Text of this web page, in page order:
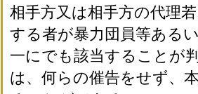
相手方又は相手方の代理
する者が暴力団員等ある
一にでも該当することが
は、何らの催告をせず、